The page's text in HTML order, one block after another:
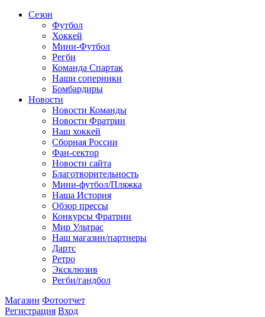
Сезон
Футбол
Хоккей
Мини-Футбол
Регби
Команда Спартак
Наши соперники
Бомбардиры
Новости
Новости Команды
Новости Фратрии
Наш хоккей
Сборная России
Фан-cектор
Новости сайта
Благотворительность
Мини-футбол/Пляжка
Наша История
Обзор прессы
Конкурсы Фратрии
Мир Ультрас
Наш магазин/партнеры
Дартс
Ретро
Эксклюзив
Регби/гандбол
Магазин Фотоотчет
Регистрация Вход